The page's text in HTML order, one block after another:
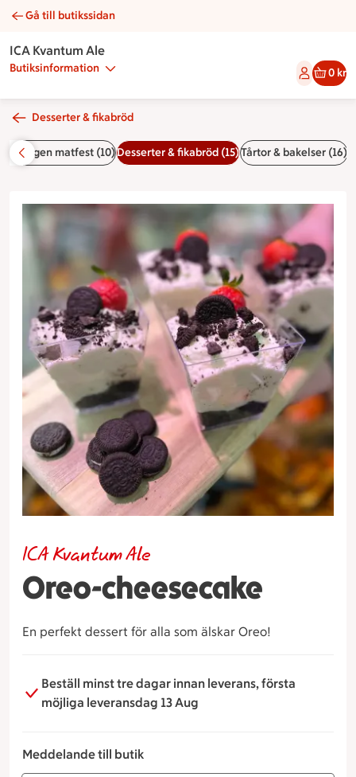
Oreo-cheesecake | Catering ICA Kvantum Ale
Gå till butikssidan
ICA Kvantum Ale
Butiksinformation 0 kr
Desserter & fikabröd
din egen matfest (10)Desserter & fikabröd (15)Tårtor & bakelser (16)
Oreo-cheesecake
ICA Kvantum Ale
En perfekt dessert för alla som älskar Oreo!
Beställ minst tre dagar innan leverans, första
möjliga leveransdag 13 Aug
Meddelande till butik